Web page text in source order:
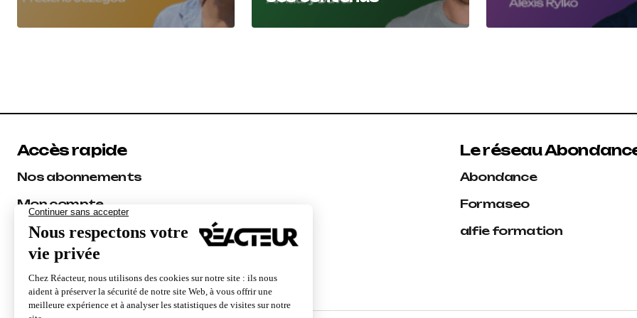
Accès rapide
Nos abonnements
Mon compte
Les experts Réacteur
Audit SEO
Formations SEO
Le réseau
Abondance
Formaseo
alfie formation